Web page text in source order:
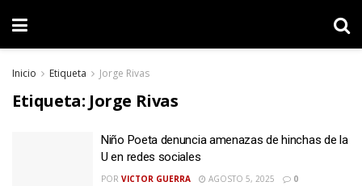
Inicio Etiqueta Jorge Rivas
Etiqueta: Jorge Rivas
Niño Poeta denuncia amenazas de hinchas de la
U en redes sociales
POR VICTOR GUERRA AGOSTO 5, 2025 0